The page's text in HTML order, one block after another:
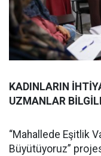
KADINLARIN
UZMANLAR
“Mahallede Eşitlik
Büyütüyoruz”